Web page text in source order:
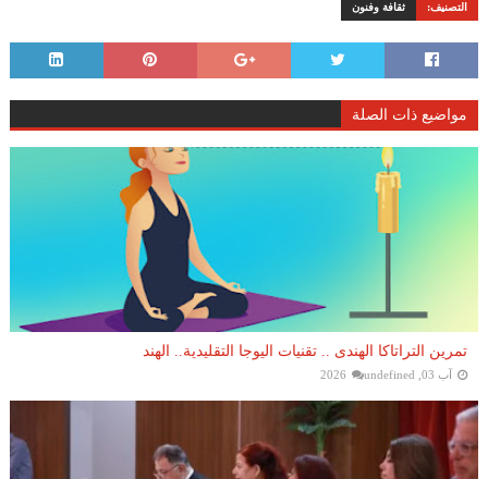
التصنيف: ثقافة وفنون
مواضيع ذات الصلة
تمرين التراتاكا الهندى .. تقنيات اليوجا التقليدية.. الهند
آب 03, 2026 undefined